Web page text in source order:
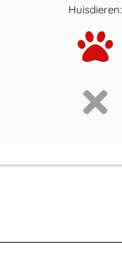
Huisdieren: